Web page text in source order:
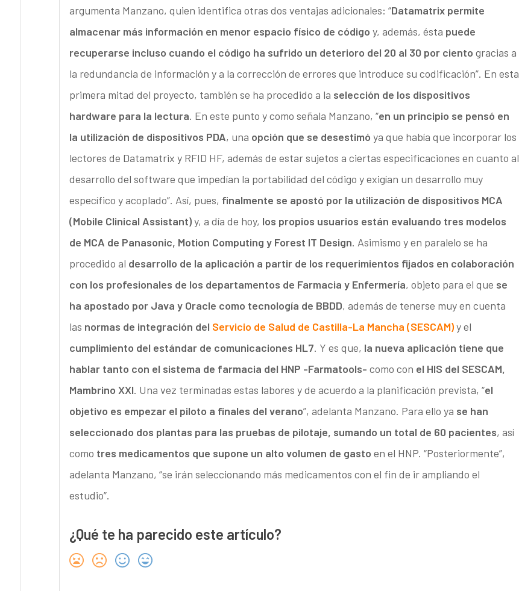
argumenta Manzano, quien identifica otras dos ventajas adicionales: “Datamatrix permite
almacenar más información en menor espacio físico de código y, además, ésta puede
recuperarse incluso cuando el código ha sufrido un deterioro del 20 al 30 por ciento gracias a
la redundancia de información y a la corrección de errores que introduce su codificación”. En esta
primera mitad del proyecto, también se ha procedido a la selección de los dispositivos
hardware para la lectura. En este punto y como señala Manzano, “en un principio se pensó en
la utilización de dispositivos PDA, una opción que se desestimó ya que había que incorporar los
lectores de Datamatrix y RFID HF, además de estar sujetos a ciertas especificaciones en cuanto al
desarrollo del software que impedían la portabilidad del código y exigían un desarrollo muy
específico y acoplado”. Así, pues, finalmente se apostó por la utilización de dispositivos MCA
(Mobile Clinical Assistant)y, a día de hoy, los propios usuarios están evaluando tres modelos
de MCA de Panasonic, Motion Computing y Forest IT Design. Asimismo y en paralelo se ha
procedido al desarrollo de la aplicación a partir de los requerimientos fijados en colaboración
con los profesionales de los departamentos de Farmacia y Enfermería, objeto para el que se
ha apostado por Java y Oracle como tecnología de BBDD, además de tenerse muy en cuenta
las normas de integración del Servicio de Salud de Castilla-La Mancha (SESCAM)y el
cumplimiento del estándar de comunicaciones HL7. Y es que, la nueva aplicación tiene que
hablar tanto con el sistema de farmacia del HNP -Farmatools- como con el HIS del SESCAM,
Mambrino XXI. Una vez terminadas estas labores y de acuerdo a la planificación prevista, “el
objetivo es empezar el piloto a finales del verano”, adelanta Manzano. Para ello ya se han
seleccionado dos plantas para las pruebas de pilotaje, sumando un total de 60 pacientes, así
como tres medicamentos que supone un alto volumen de gasto en el HNP. “Posteriormente”,
adelanta Manzano, “se irán seleccionando más medicamentos con el fin de ir ampliando el
estudio”.
¿Qué te ha parecido este artículo?